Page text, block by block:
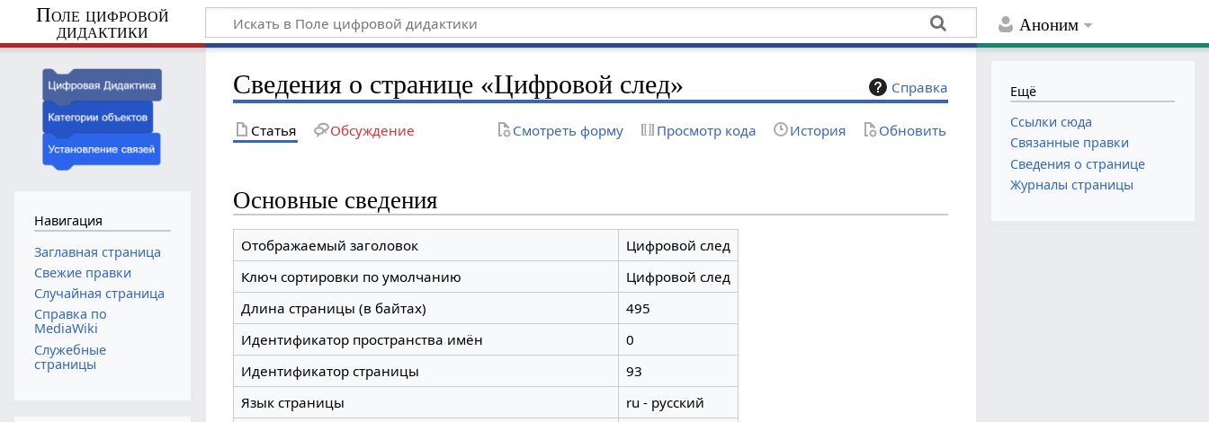
Аноним
Поле цифровой
дидактики
Справка
Сведения о странице «Цифровой след»
Статья Обсуждение Смотреть форму Просмотр кода История Обновить
Основные сведения
Отображаемый заголовок
Цифровой след
Ключ сортировки по умолчанию
Цифровой след
Длина страницы (в байтах)
495
Идентификатор пространства имён
0
Идентификатор страницы
93
Язык страницы
ru - русский
Навигация
Заглавная страница
Свежие правки
Случайная страница
Справка по
MediaWiki
Служебные
страницы
Ещё
Ссылки сюда
Связанные правки
Сведения о странице
Журналы страницы